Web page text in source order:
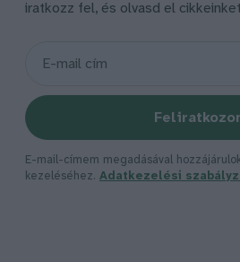
iratkozz fel, és olvasd el
E-mail-címem megadásával
kezeléséhez. Adatkezelési